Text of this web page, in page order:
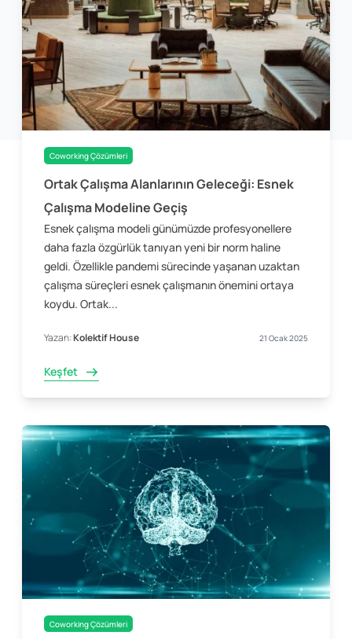
Coworking Çözümleri
Ortak Çalışma Alanlarının Geleceği: Esnek
Çalışma Modeline Geçiş
Esnek çalışma modeli günümüzde profesyonellere
daha fazla özgürlük tanıyan yeni bir norm haline
geldi. Özellikle pandemi sürecinde yaşanan uzaktan
çalışma süreçleri esnek çalışmanın önemini ortaya
koydu. Ortak...
Yazan:Kolektif House 21 Ocak 2025
Keşfet
Coworking Çözümleri